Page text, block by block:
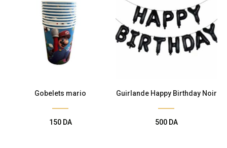
Gobelets mario
150 DA
Guirlande Happy Birthday Noir
500 DA